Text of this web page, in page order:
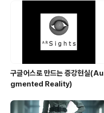
구글어스로 만드는 증강현실(Au
gmented Reality)